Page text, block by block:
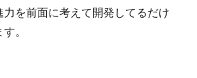
を前面に考えて開発してるだけ
。